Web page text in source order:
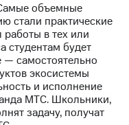
объемные
стали практические
работы в тех или
студентам будет
— самостоятельно
экосистемы
и исполнение
МТС. Школьники,
задачу, получат